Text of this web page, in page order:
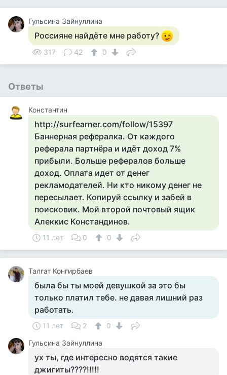
Гульсина Зайнуллина
Россияне найдёте мне работу?
317 42 0
Ответы
Константин
http://surfearner.com/follow/15397
Баннерная рефералка. От каждого
реферала партнёра и идёт доход 7%
прибыли. Больше рефералов больше
доход. Оплата идет от денег
рекламодателей. Ни кто никому денег не
пересылает. Копируй ссылку и забей в
поисковик. Мой второй почтовый ящик
Алеккис Констандинов.
11 лет 0 0
Талгат Конгирбаев
была бы ты моей девушкой за это бы
только платил тебе. не давая лишний раз
работать.
11 лет 2
0
Гульсина Зайнуллина
ух ты, где интересно водятся такие
джигиты????!!!!!